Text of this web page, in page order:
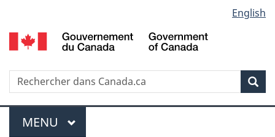
au
contenu
propos
de
la
HTML
simplifiée
selection
English
Recherche
Menu
MENU PRINCIPAL